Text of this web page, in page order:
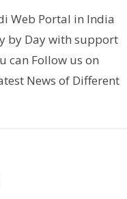
Web Portal in India
by Day with support
can Follow us on
News of Different